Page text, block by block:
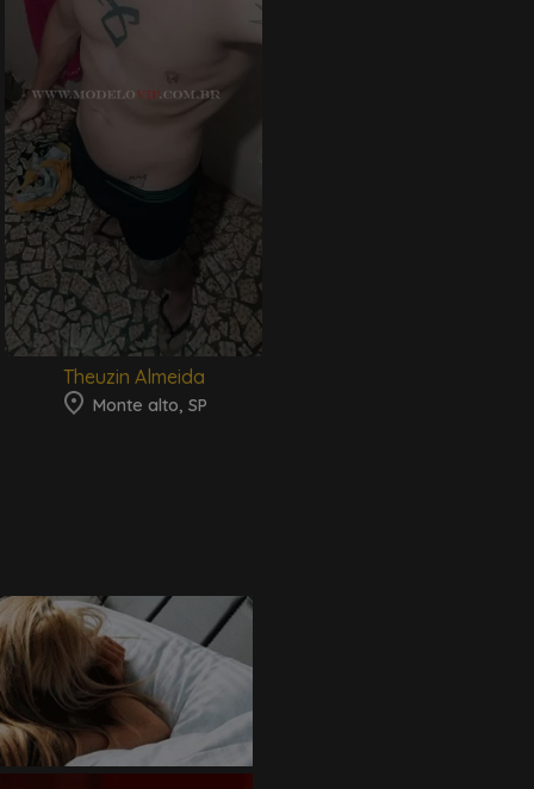
Theuzin Almeida
Monte alto, SP